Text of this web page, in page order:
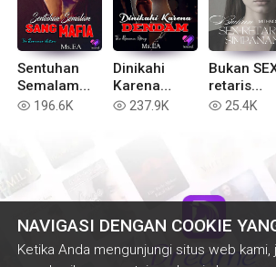
NAVIGASI DENGAN COOKIE
Ketika Anda mengunjungi situs web kami,
Sentuhan
Semalam
Sang Mafia
read 196.6K
Dinikahi
Karena
Dendam
read 237.9K
Bukan
retaris
Simpanan
read 25.4K